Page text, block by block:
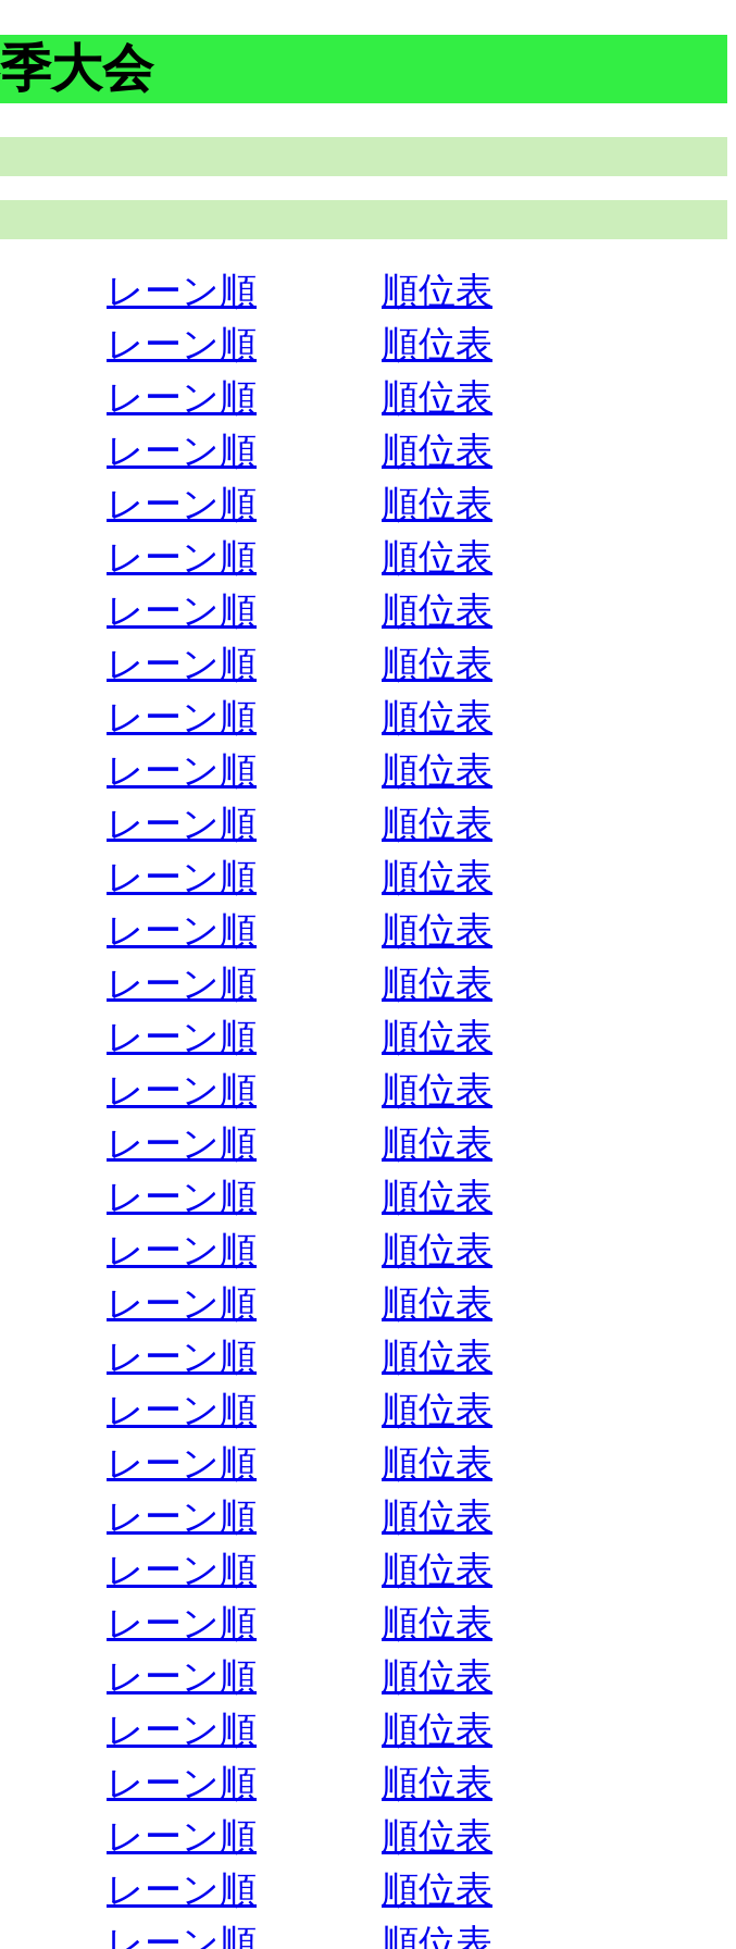
大会
レーン順
順位表
レーン順
順位表
レーン順
順位表
レーン順
順位表
レーン順
順位表
レーン順
順位表
レーン順
順位表
レーン順
順位表
レーン順
順位表
レーン順
順位表
レーン順
順位表
レーン順
順位表
レーン順
順位表
レーン順
順位表
レーン順
順位表
レーン順
順位表
レーン順
順位表
レーン順
順位表
レーン順
順位表
レーン順
順位表
レーン順
順位表
レーン順
順位表
レーン順
順位表
レーン順
順位表
レーン順
順位表
レーン順
順位表
レーン順
順位表
レーン順
順位表
レーン順
順位表
レーン順
順位表
レーン順
順位表